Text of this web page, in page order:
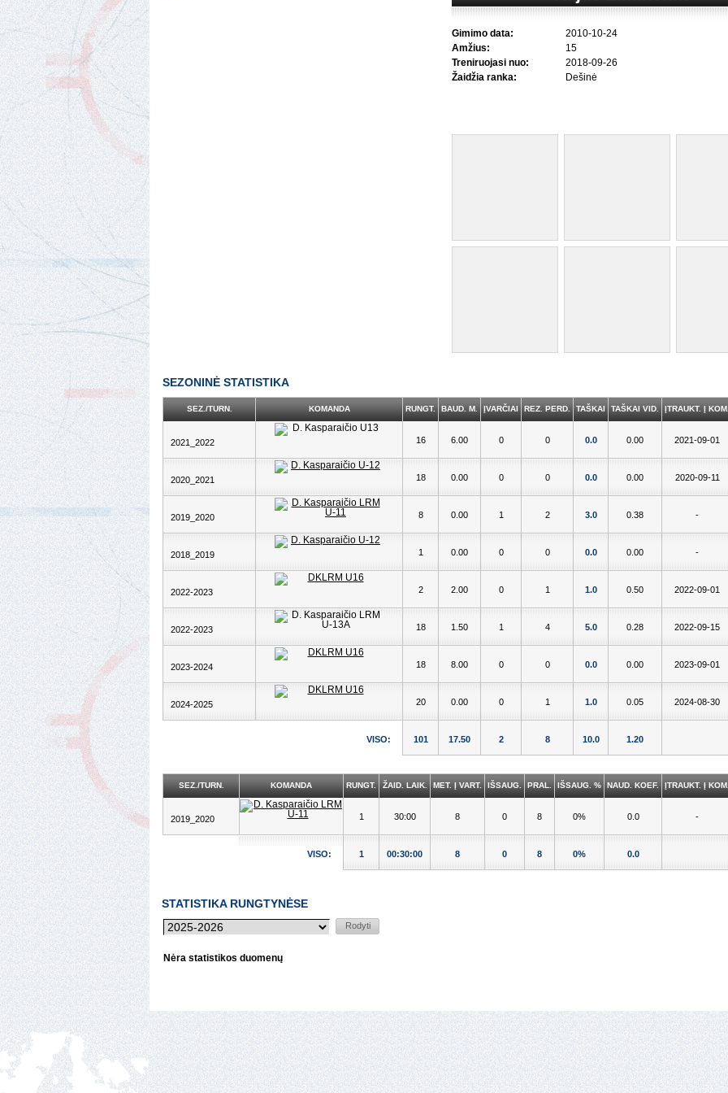
Gimimo data:
2010-10-24
Amžius:
15
Treniruojasi nuo:
2018-09-26
Žaidžia ranka:
Dešinė
SEZONINĖ STATISTIKA
SEZ./TURN. KOMANDA RUNGT. BAUD. M. ĮVARČIAI REZ. PERD. TAŠKAI TAŠKAI VID. ĮTRAUKT. Į KOM.
2021_2022 16 6.00 0 0 0.0 0.00 2021-09-01
2020_2021 18 0.00 0 0 0.0 0.00 2020-09-11
2019_2020 8 0.00 1 2 3.0 0.38 -
2018_2019 1 0.00 0 0 0.0 0.00 -
2022-2023 2 2.00 0 1 1.0 0.50 2022-09-01
2022-2023 18 1.50 1 4 5.0 0.28 2022-09-15
2023-2024 18 8.00 0 0 0.0 0.00 2023-09-01
2024-2025 20 0.00 0 1 1.0 0.05 2024-08-30
VISO: 101 17.50 2 8 10.0 1.20
SEZ./TURN. KOMANDA RUNGT. ŽAID. LAIK. MET. Į VART. IŠSAUG. PRAL. IŠSAUG. % NAUD. KOEF. ĮTRAUKT. Į KOM.
2019_2020 1 30:00 8 0 8 0% 0.0 -
VISO: 1 00:30:00 8 0 8 0% 0.0
STATISTIKA RUNGTYNĖSE
Nėra statistikos duomenų